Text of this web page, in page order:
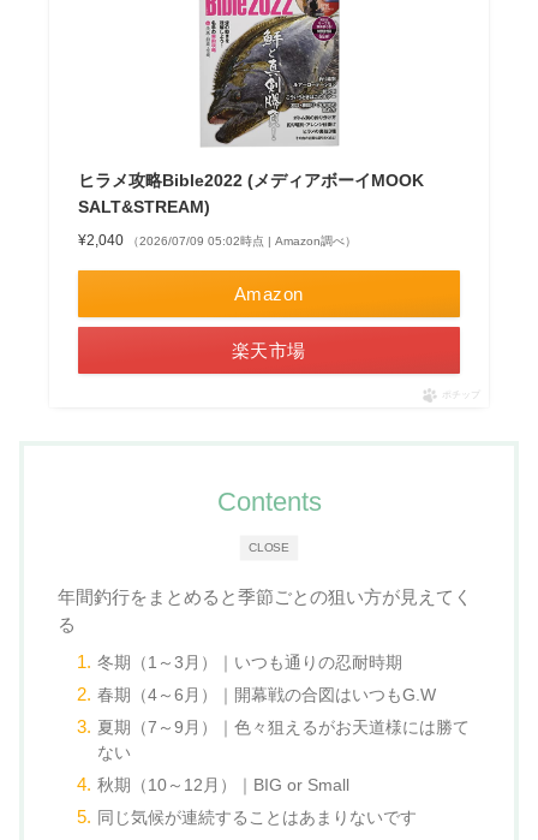
ヒラメ攻略Bible2022 (メディアボーイMOOK
SALT&STREAM)
¥2,040 （2026/07/09 05:02時点 | Amazon調べ）
Amazon
楽天市場
ポチップ
CLOSE
Contents
年間釣行をまとめると季節ごとの狙い方が見えてく
る
冬期（1～3月）｜いつも通りの忍耐時期
春期（4～6月）｜開幕戦の合図はいつもG.W
夏期（7～9月）｜色々狙えるがお天道様には勝て
ない
秋期（10～12月）｜BIG or Small
同じ気候が連続することはあまりないです